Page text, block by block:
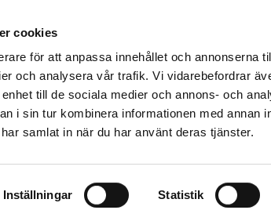
cookies
för att anpassa innehållet och annonserna
och analysera vår trafik. Vi vidarebefordrar
till de sociala medier och annons- och
i sin tur kombinera informationen med annan
samlat in när du har använt deras tjänster.
Inställningar Statistik
Värmepumpar & produkter Kunskap
Viktigt inför köp av
är en investering, och det är